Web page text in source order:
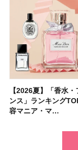
【2026夏】「香水・
ンス」ランキング
容マニア・マ…
【クリスマスコフレ
リニークのホリデー
挙紹介！ 人気…
【2026年夏】汗・皮
ファンデーション20
でも崩れない…
【2026夏】「リップ
ンキングTOP5！＜
集団・マキア…
【2026夏】「インナ
サプリ」ランキング
美容マニア集…
【最新】髪のうねり
くせ毛におすすめの
17選
【フォロー＆いいね
中国割烹旅館 掬水亭
を1組2名様にプ…
【全色レビュー】ケ
ウブラウンアイズ限
イエベ・ブルベ別…